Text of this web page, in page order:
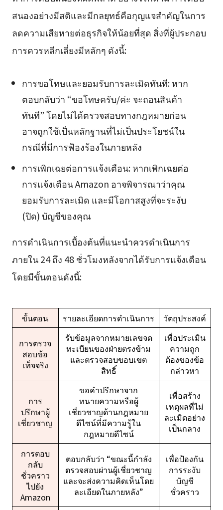
สนองอย่างมีสติและมีกลยุทธ์คือกุญแจสำคัญในการ
ลดความเสียหายต่อธุรกิจให้น้อยที่สุด สิ่งที่ผู้ประกอบ
การควรหลีกเลี่ยงมีหลักๆ ดังนี้:
การขอโทษและยอมรับการละเมิดทันที: หาก
ตอบกลับว่า “ขอโทษครับ/ค่ะ จะถอนสินค้า
ทันที” โดยไม่ได้ตรวจสอบทางกฎหมายก่อน
อาจถูกใช้เป็นหลักฐานที่ไม่เป็นประโยชน์ใน
กรณีที่มีการฟ้องร้องในภายหลัง
การเพิกเฉยต่อการแจ้งเตือน: หากเพิกเฉยต่อ
การแจ้งเตือน Amazon อาจพิจารณาว่าคุณ
ยอมรับการละเมิด และมีโอกาสสูงที่จะระงับ
(ปิด) บัญชีของคุณ
การดำเนินการเบื้องต้นที่แนะนำควรดำเนินการ
ภายใน 24 ถึง 48 ชั่วโมงหลังจากได้รับการแจ้งเตือน
โดยมีขั้นตอนดังนี้:
ขั้นตอน รายละเอียดการดำเนินการ วัตถุประสงค์
การตรวจ
สอบข้อ
เท็จจริง
รับข้อมูลจากหมายเลขจด
ทะเบียนของฝ่ายตรงข้าม
และตรวจสอบขอบเขต
สิทธิ์
เพื่อประเมิน
ความถูก
ต้องของข้อ
กล่าวหา
การ
ปรึกษาผู้
เชี่ยวชาญ
ขอคำปรึกษาจาก
ทนายความหรือผู้
เชี่ยวชาญด้านกฎหมาย
ดีไซน์ที่มีความรู้ใน
กฎหมายดีไซน์
เพื่อสร้าง
เหตุผลที่ไม่
ละเมิดอย่าง
เป็นกลาง
การตอบ
กลับ
ชั่วคราว
ไปยัง
Amazon
ตอบกลับว่า “ขณะนี้กำลัง
ตรวจสอบผ่านผู้เชี่ยวชาญ
และจะส่งความคิดเห็นโดย
ละเอียดในภายหลัง”
เพื่อป้องกัน
การระงับ
บัญชี
ชั่วคราว